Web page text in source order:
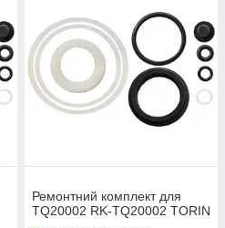
Ремонтний комплект для
TQ20002 RK-TQ20002 TORIN